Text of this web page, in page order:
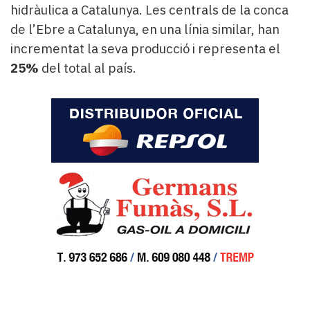
hidràulica a Catalunya. Les centrals de la conca
de l’Ebre a Catalunya, en una línia similar, han
incrementat la seva producció i representa el
25% del total al país.